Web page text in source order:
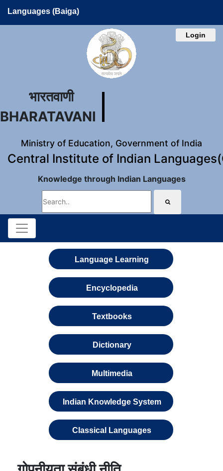
Languages (Baiga)
Login
भारतवाणी
BHARATAVANI
Ministry of Education, Government of India
Central Institute of Indian
Knowledge through Indian Languages
Language Learning
Encyclopedia
Textbooks
Dictionary
Multimedia
Indian Knowledge System
Classical Languages